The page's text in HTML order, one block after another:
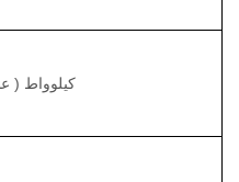
60 كيلوواط (